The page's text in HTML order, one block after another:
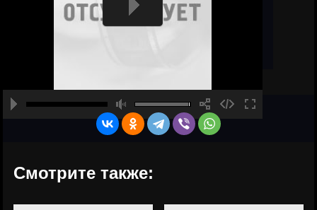
Смотрите также: